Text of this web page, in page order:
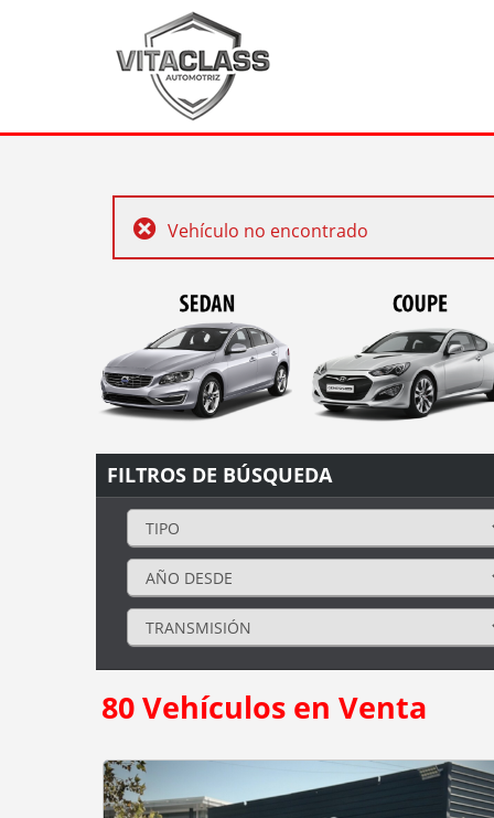
Vehículo no encontrado
FILTROS DE BÚSQUEDA
80Vehículos en Venta